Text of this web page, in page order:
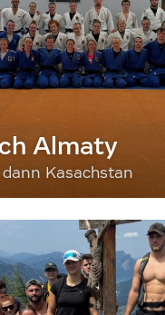
Almaty
dann Kasachstan